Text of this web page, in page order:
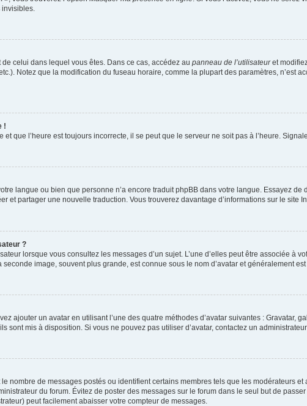
invisibles.
celui dans lequel vous êtes. Dans ce cas, accédez au panneau de l’utilisateuret
Notez que la modification du fuseau horaire, comme la plupart des paramètres, n’est
!
que l’heure est toujours incorrecte, il se peut que le serveur ne soit pas à l’heure.
langue ou bien que personne n’a encore traduit phpBB dans votre langue. Essayez
et partager une nouvelle traduction. Vous trouverez davantage d’informations sur le site
?
lorsque vous consultez les messages d’un sujet. L’une d’elles peut être associée à
image, souvent plus grande, est connue sous le nom d’avatar et généralement
ajouter un avatar en utilisant l’une des quatre méthodes d’avatar suivantes : Gravatar,
sont mis à disposition. Si vous ne pouvez pas utiliser d’avatar, contactez un
nombre de messages postés ou identifient certains membres tels que les modérateurs
du forum. Évitez de poster des messages sur le forum dans le seul but de
peut facilement abaisser votre compteur de messages.